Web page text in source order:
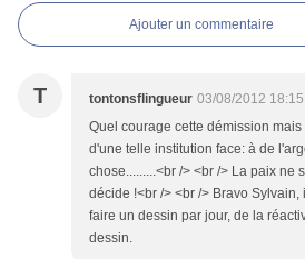
Ajouter un commentaire
T tontonsflingueur 03/08/2012 18:15
Quel courage cette démission
d'une telle institution face: à de
chose.........<br /> <br /> La paix ne
décide !<br /> <br /> Bravo
faire un dessin par jour, de la
dessin.